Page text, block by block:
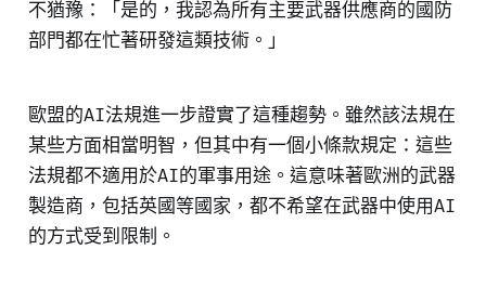
不猶豫：「是的，我認為所有主要武器供應商的國防
部門都在忙著研發這類技術。」
歐盟的AI法規進一步證實了這種趨勢。雖然該法規在
某些方面相當明智，但其中有一個小條款規定：這些
法規都不適用於AI的軍事用途。這意味著歐洲的武器
製造商，包括英國等國家，都不希望在武器中使用AI
的方式受到限制。